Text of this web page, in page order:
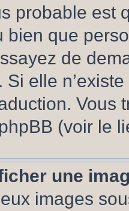
probable est
bien que
de
Si elle
Vous
(voir le
une
images